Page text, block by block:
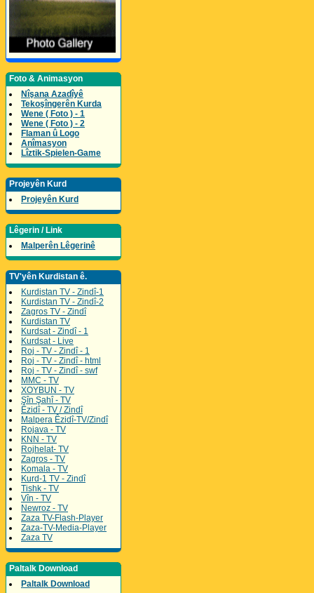
Foto & Animasyon
Nîşana Azadîyê
Tekoşîngerên Kurda
Wene ( Foto ) - 1
Wene ( Foto ) - 2
Flaman û Logo
Anîmasyon
Lîztik-Spielen-Game
Projeyên Kurd
Projeyên Kurd
Lêgerin / Link
Malperên Lêgerinê
TV'yên Kurdistan ê.
Kurdistan TV - Zindî-1
Kurdistan TV - Zindî-2
Zagros TV - Zindî
Kurdistan TV
Kurdsat - Zindî - 1
Kurdsat - Live
Roj - TV - Zindî - 1
Roj - TV - Zindî - html
Roj - TV - Zindî - swf
MMC - TV
XOYBUN - TV
Şîn Şahî - TV
Êzidî - TV / Zindî
Malpera Êzidî-TV/Zindî
Rojava - TV
KNN - TV
Rojhelat- TV
Zagros - TV
Komala - TV
Kurd-1 TV - Zindî
Tishk - TV
Vîn - TV
Newroz - TV
Zaza TV-Flash-Player
Zaza-TV-Media-Player
Zaza TV
Paltalk Download
Paltalk Download